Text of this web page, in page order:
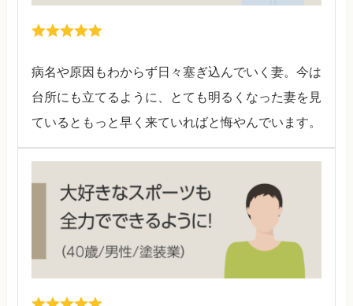
病名や原因もわからず日々塞ぎ込んでいく妻。今は
台所にも立てるように、とても明るくなった妻を見
ているともっと早く来ていればと悔やんでいます。